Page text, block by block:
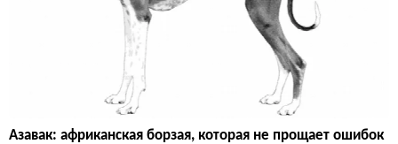
Азавак: африканская борзая, которая не прощает ошибок